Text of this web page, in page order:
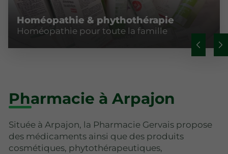
Homéopathie & phythothérapie
Homéopathie pour toute la famille
Pharmacie à Arpajon
Située à Arpajon, la Pharmacie Gervais propose
des médicaments ainsi que des produits
cosmétiques, phytothérapeutiques,